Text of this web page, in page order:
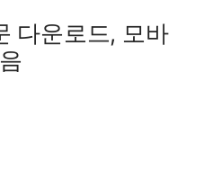
다운로드, 모바